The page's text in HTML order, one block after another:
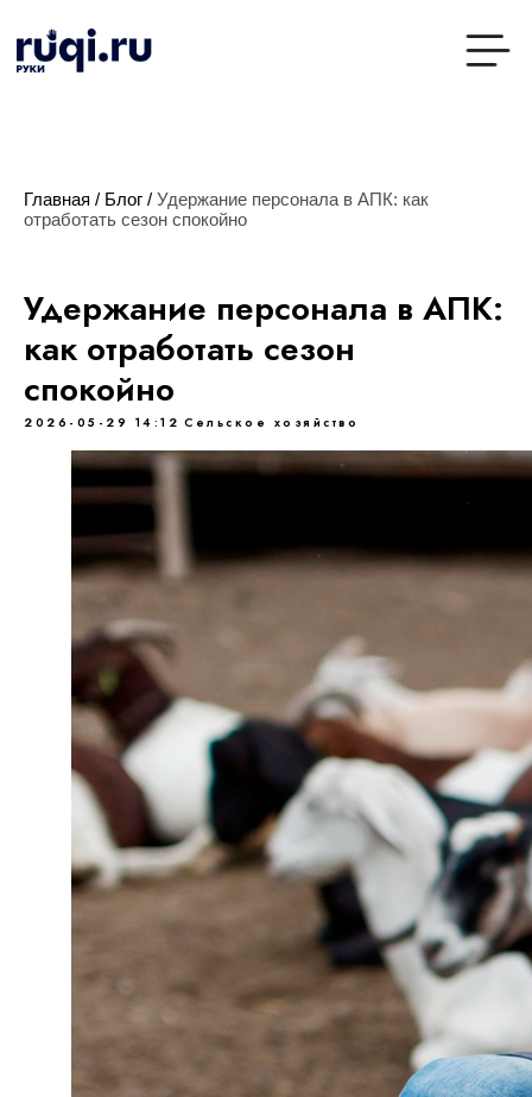
Главная / Блог / Удержание персонала в АПК: как
отработать сезон спокойно
Удержание персонала в АПК:
как отработать сезон
спокойно
2026-05-29 14:12 Сельское хозяйство